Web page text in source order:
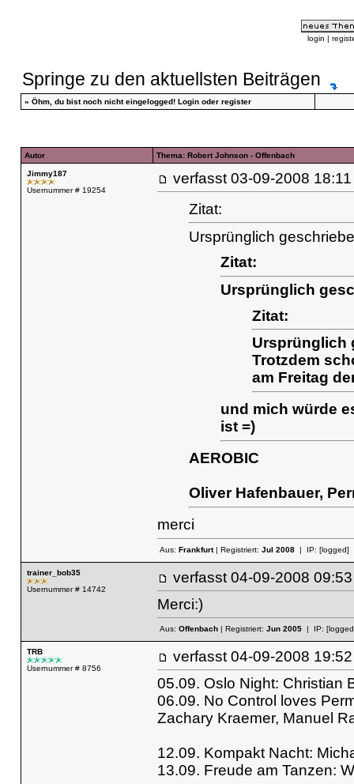
login |
Springe zu den aktuellsten Beiträgen
» Öhm, du bist noch nicht eingelogged! Loginoder register
Autor Thema: Robert Johnson - Offenbach
Jimmy187
Usernummer # 19254
verfasst 03-09-2008
Zitat:
Ursprünglich
Zitat:
Ursprünglich
Zitat:
Ursprünglich
Trotzdem
am Freitag
und mich würde
ist =)
AEROBIC
Oliver Hafenbauer,
merci
Aus: Frankfurt| Registriert: Jul 2008| IP: [logged]
trainer_bob35
Usernummer # 14742
verfasst 04-09-2008
Merci:)
Aus: Offenbach| Registriert: Jun 2005| IP:
TRB
Usernummer # 8756
verfasst 04-09-2008
05.09. Oslo Night: Christian
06.09. No Control loves
Zachary Kraemer, Manuel
12.09. Kompakt Nacht:
13.09. Freude am Tanzen: